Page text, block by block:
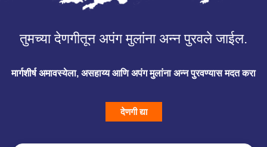
तुमच्या देणगीतून अपंग मुलांना अन्न पुरवले जाईल.
मार्गशीर्ष अमावस्येला, असहाय्य आणि अपंग मुलांना अन्न पुरवण्यास मदत करा
देणगी द्या